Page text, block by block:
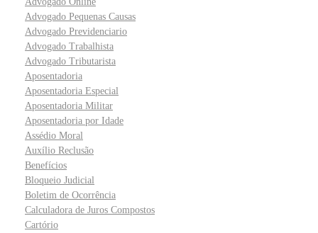
Advogado Pequenas Causas
Advogado Previdenciario
Advogado Trabalhista
Advogado Tributarista
Aposentadoria
Aposentadoria Especial
Aposentadoria Militar
Aposentadoria por Idade
Assédio Moral
Auxílio Reclusão
Benefícios
Bloqueio Judicial
Boletim de Ocorrência
Calculadora de Juros Compostos
Cartório